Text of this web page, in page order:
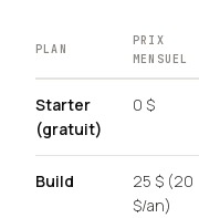
PLAN
PRIX
MENSUEL
Starter
(gratuit)
0 $
Build
25 $ (20
$/an)